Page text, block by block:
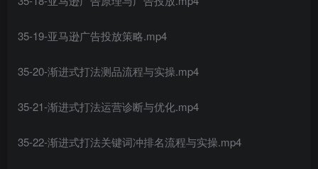
35-19-亚马逊广告投放策略.mp4
35-20-渐进式打法测品流程与实操.mp4
35-21-渐进式打法运营诊断与优化.mp4
35-22-渐进式打法关键词冲排名流程与实操.mp4